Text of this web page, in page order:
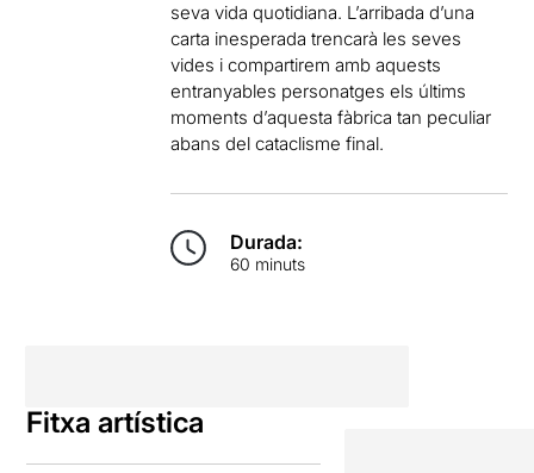
seva vida quotidiana. L’arribada d’una
carta inesperada trencarà les seves
vides i compartirem amb aquests
entranyables personatges els últims
moments d’aquesta fàbrica tan peculiar
abans del cataclisme final.
Durada:
60 minuts
Fitxa artística